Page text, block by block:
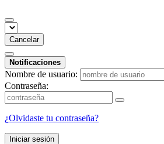
Cancelar
Notificaciones
Nombre de usuario:
Contraseña:
¿Olvidaste tu contraseña?
Iniciar sesión